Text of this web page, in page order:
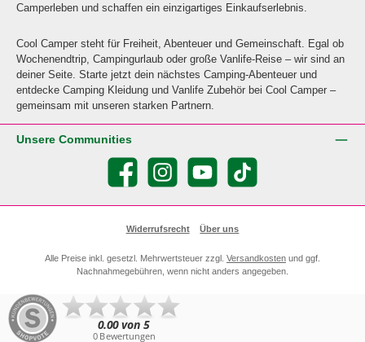
Camperleben und schaffen ein einzigartiges Einkaufserlebnis.
Cool Camper steht für Freiheit, Abenteuer und Gemeinschaft. Egal ob
Wochenendtrip, Campingurlaub oder große Vanlife-Reise – wir sind an
deiner Seite. Starte jetzt dein nächstes Camping-Abenteuer und
entdecke Camping Kleidung und Vanlife Zubehör bei Cool Camper –
gemeinsam mit unseren starken Partnern.
Unsere Communities
Facebook Instagram YouTube TikTok
Widerrufsrecht Über uns
Alle Preise inkl. gesetzl. Mehrwertsteuer zzgl. Versandkosten und ggf.
Nachnahmegebühren, wenn nicht anders angegeben.